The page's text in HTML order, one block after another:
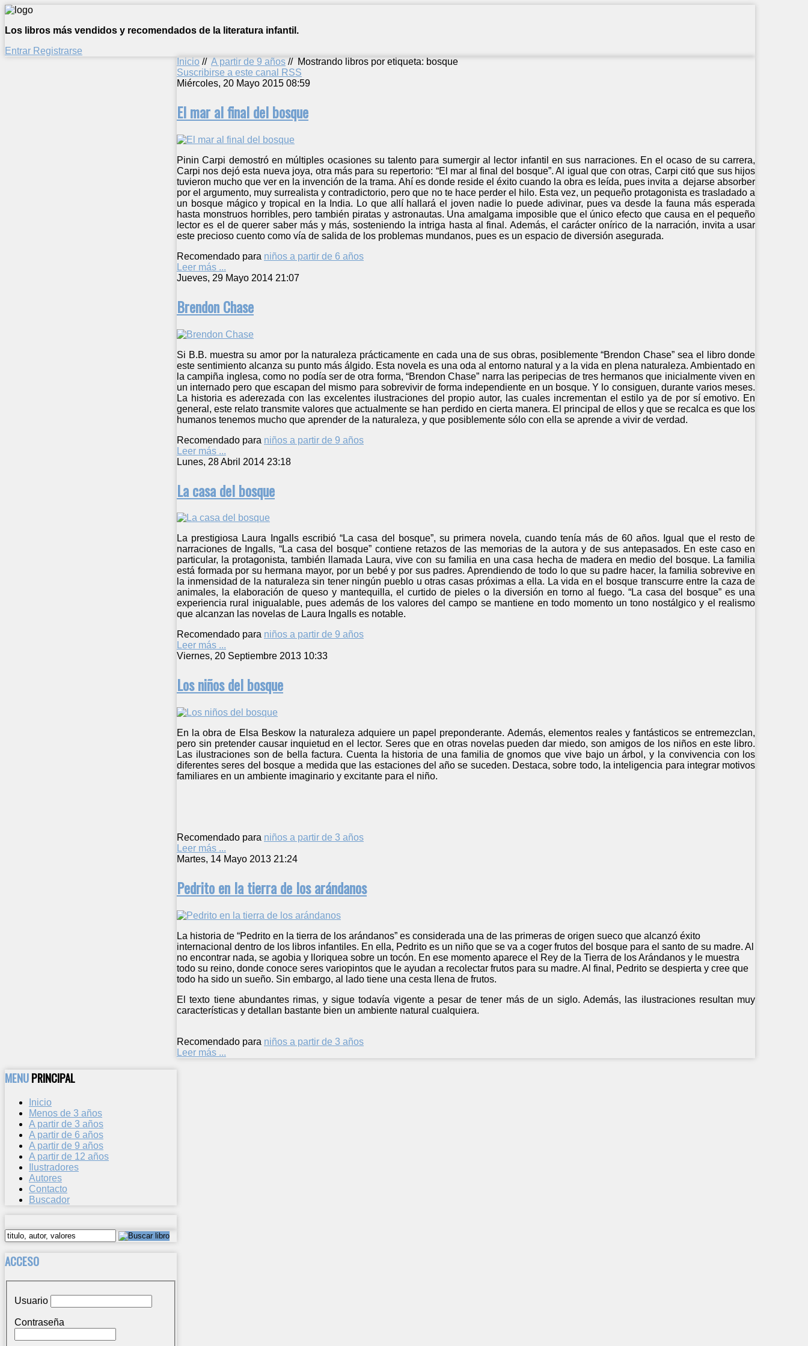
Los libros más vendidos y recomendados de la literatura infantil.
Entrar Registrarse
Inicio // A partir de 9 años // Mostrando libros por etiqueta: bosque
Suscribirse a este canal RSS
Miércoles, 20 Mayo 2015 08:59
El mar al final del bosque
Pinin Carpi demostró en múltiples ocasiones su talento para sumergir al lector infantil en sus narraciones. En el ocaso de su carrera,
Carpi nos dejó esta nueva joya, otra más para su repertorio: “El mar al final del bosque”. Al igual que con otras, Carpi citó que sus hijos
tuvieron mucho que ver en la invención de la trama. Ahí es donde reside el éxito cuando la obra es leída, pues invita a dejarse absorber
por el argumento, muy surrealista y contradictorio, pero que no te hace perder el hilo. Esta vez, un pequeño protagonista es trasladado a
un bosque mágico y tropical en la India. Lo que allí hallará el joven nadie lo puede adivinar, pues va desde la fauna más esperada
hasta monstruos horribles, pero también piratas y astronautas. Una amalgama imposible que el único efecto que causa en el pequeño
lector es el de querer saber más y más, sosteniendo la intriga hasta al final. Además, el carácter onírico de la narración, invita a usar
este precioso cuento como vía de salida de los problemas mundanos, pues es un espacio de diversión asegurada.
Recomendado para niños a partir de 6 años
Leer más ...
Jueves, 29 Mayo 2014 21:07
Brendon Chase
Si B.B. muestra su amor por la naturaleza prácticamente en cada una de sus obras, posiblemente “Brendon Chase” sea el libro donde
este sentimiento alcanza su punto más álgido. Esta novela es una oda al entorno natural y a la vida en plena naturaleza. Ambientado en
la campiña inglesa, como no podía ser de otra forma, “Brendon Chase” narra las peripecias de tres hermanos que inicialmente viven en
un internado pero que escapan del mismo para sobrevivir de forma independiente en un bosque. Y lo consiguen, durante varios meses.
La historia es aderezada con las excelentes ilustraciones del propio autor, las cuales incrementan el estilo ya de por sí emotivo. En
general, este relato transmite valores que actualmente se han perdido en cierta manera. El principal de ellos y que se recalca es que los
humanos tenemos mucho que aprender de la naturaleza, y que posiblemente sólo con ella se aprende a vivir de verdad.
Recomendado para niños a partir de 9 años
Leer más ...
Lunes, 28 Abril 2014 23:18
La casa del bosque
La prestigiosa Laura Ingalls escribió “La casa del bosque”, su primera novela, cuando tenía más de 60 años. Igual que el resto de
narraciones de Ingalls, “La casa del bosque” contiene retazos de las memorias de la autora y de sus antepasados. En este caso en
particular, la protagonista, también llamada Laura, vive con su familia en una casa hecha de madera en medio del bosque. La familia
está formada por su hermana mayor, por un bebé y por sus padres. Aprendiendo de todo lo que su padre hacer, la familia sobrevive en
la inmensidad de la naturaleza sin tener ningún pueblo u otras casas próximas a ella. La vida en el bosque transcurre entre la caza de
animales, la elaboración de queso y mantequilla, el curtido de pieles o la diversión en torno al fuego. “La casa del bosque” es una
experiencia rural inigualable, pues además de los valores del campo se mantiene en todo momento un tono nostálgico y el realismo
que alcanzan las novelas de Laura Ingalls es notable.
Recomendado para niños a partir de 9 años
Leer más ...
Viernes, 20 Septiembre 2013 10:33
Los niños del bosque
En la obra de Elsa Beskow la naturaleza adquiere un papel preponderante. Además, elementos reales y fantásticos se entremezclan,
pero sin pretender causar inquietud en el lector. Seres que en otras novelas pueden dar miedo, son amigos de los niños en este libro.
Las ilustraciones son de bella factura. Cuenta la historia de una familia de gnomos que vive bajo un árbol, y la convivencia con los
diferentes seres del bosque a medida que las estaciones del año se suceden. Destaca, sobre todo, la inteligencia para integrar motivos
familiares en un ambiente imaginario y excitante para el niño.
Recomendado para niños a partir de 3 años
Leer más ...
Martes, 14 Mayo 2013 21:24
Pedrito en la tierra de los arándanos
La historia de “Pedrito en la tierra de los arándanos” es considerada una de las primeras de origen sueco que alcanzó éxito
internacional dentro de los libros infantiles. En ella, Pedrito es un niño que se va a coger frutos del bosque para el santo de su madre. Al
no encontrar nada, se agobia y lloriquea sobre un tocón. En ese momento aparece el Rey de la Tierra de los Arándanos y le muestra
todo su reino, donde conoce seres variopintos que le ayudan a recolectar frutos para su madre. Al final, Pedrito se despierta y cree que
todo ha sido un sueño. Sin embargo, al lado tiene una cesta llena de frutos.
El texto tiene abundantes rimas, y sigue todavía vigente a pesar de tener más de un siglo. Además, las ilustraciones resultan muy
características y detallan bastante bien un ambiente natural cualquiera.
Recomendado para niños a partir de 3 años
Leer más ...
MENUPRINCIPAL
Inicio
Menos de 3 años
A partir de 3 años
A partir de 6 años
A partir de 9 años
A partir de 12 años
Ilustradores
Autores
Contacto
Buscador
ACCESO
Usuario
Contraseña